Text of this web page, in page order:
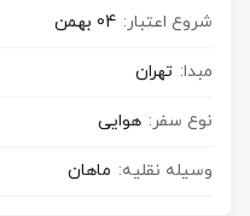
شروع اعتبار: 04 بهمن
مبدا: تهران
نوع سفر: هوایی
وسیله نقلیه: ماهان